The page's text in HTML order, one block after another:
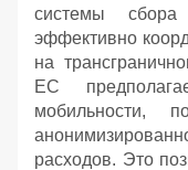
системы
эффективно
на
ЕС
мобильности,
расходов. Это